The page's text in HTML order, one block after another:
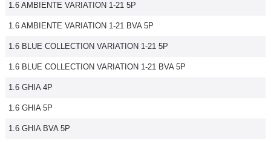
1.6 AMBIENTE VARIATION 1-21 5P
1.6 AMBIENTE VARIATION 1-21 BVA 5P
1.6 BLUE COLLECTION VARIATION 1-21 5P
1.6 BLUE COLLECTION VARIATION 1-21 BVA 5P
1.6 GHIA 4P
1.6 GHIA 5P
1.6 GHIA BVA 5P